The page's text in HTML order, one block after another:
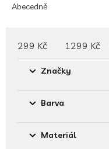
Abecedně
299 Kč 1299 Kč
Značky
Barva
Materiál